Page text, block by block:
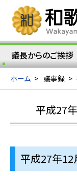
議長からのご挨拶
ホーム > 議事録 >
平成27
平成27年